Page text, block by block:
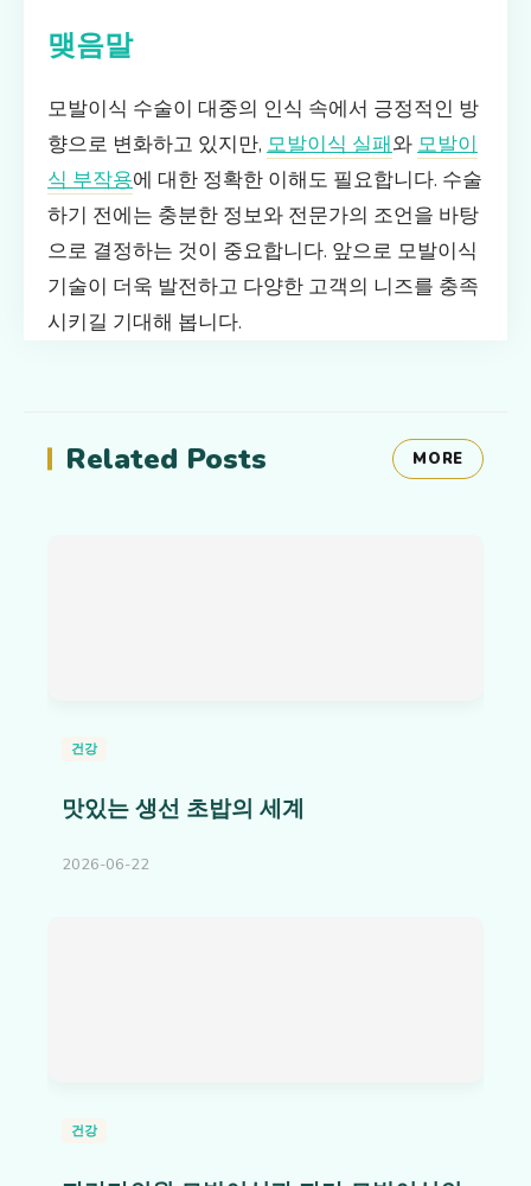
맺음말
모발이식 수술이 대중의 인식 속에서 긍정적인 방
향으로 변화하고 있지만, 모발이식 실패와 모발이
식 부작용에 대한 정확한 이해도 필요합니다. 수술
하기 전에는 충분한 정보와 전문가의 조언을 바탕
으로 결정하는 것이 중요합니다. 앞으로 모발이식
기술이 더욱 발전하고 다양한 고객의 니즈를 충족
시키길 기대해 봅니다.
Related Posts MORE
건강
맛있는 생선 초밥의 세계
2026-06-22
건강